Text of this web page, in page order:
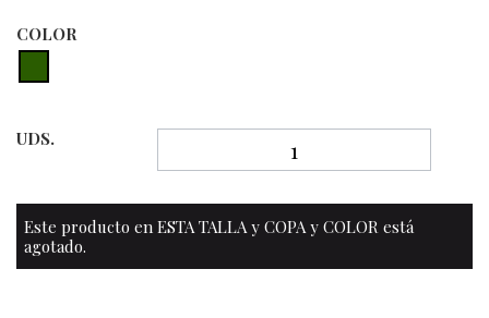
COLOR
UDS.
Este producto en ESTA TALLA y COPA y COLOR está
agotado.